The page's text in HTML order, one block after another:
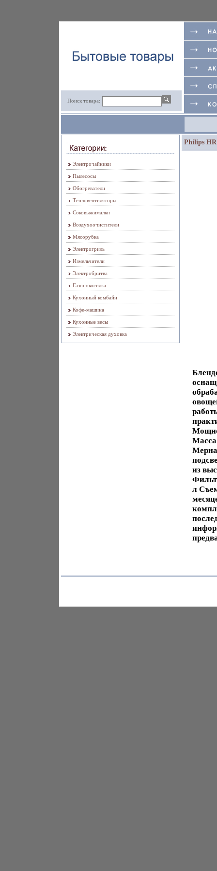
Поиск товара:
Электрочайники
Пылесосы
Обогреватели
Тепловентиляторы
Соковыжималки
Воздухоочистители
Мясорубка
Электрогриль
Измельчители
Электробритва
Газонокосилка
Кухонный комбайн
Кофе-машина
Кухонные весы
Электрическая духовка
Philips
из
л